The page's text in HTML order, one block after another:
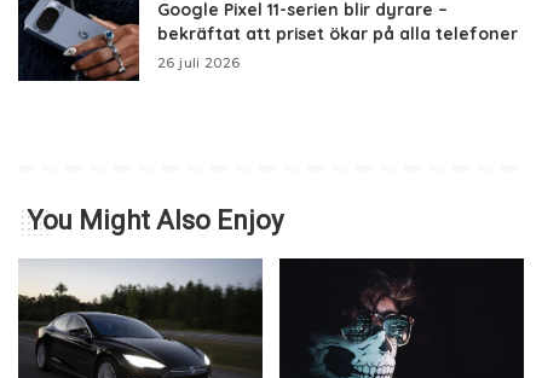
Google Pixel 11-serien blir dyrare –
bekräftat att priset ökar på alla telefoner
26 juli 2026
You Might Also Enjoy